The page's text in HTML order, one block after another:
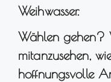
Weihwasser.
Wählen gehen?
mitanzusehen,
hoffnungsvolle